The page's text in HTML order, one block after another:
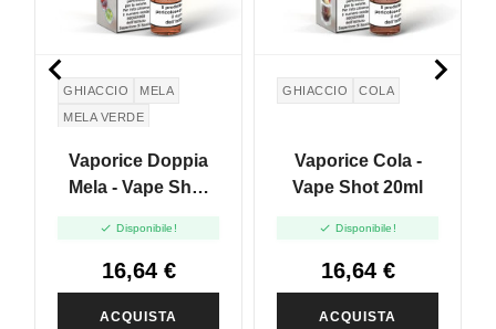
GHIACCIO
MELA
MELA VERDE
Vaporice Doppia
Mela - Vape Shot
 Disponibile!
16,64 €
ACQUISTA
GHIACCIO COLA
Vaporice Cola -
Vape Shot 20ml
 Disponibile!
16,64 €
ACQUISTA
 